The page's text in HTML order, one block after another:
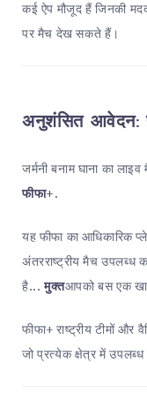
कई ऐप मौजूद हैं जिनकी
पर मैच देख सकते हैं।
अनुशंसित आवेदन:
जर्मनी बनाम घाना का
फीफा+.
यह फीफा का आधिकारिक
अंतरराष्ट्रीय मैच उपलब्ध
है...मुक्तआपको बस एक
फीफा+ राष्ट्रीय टीमों और
जो प्रत्येक क्षेत्र में उपलब्ध